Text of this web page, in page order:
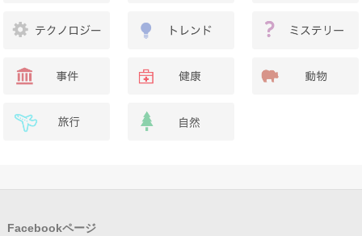
Facebookページ